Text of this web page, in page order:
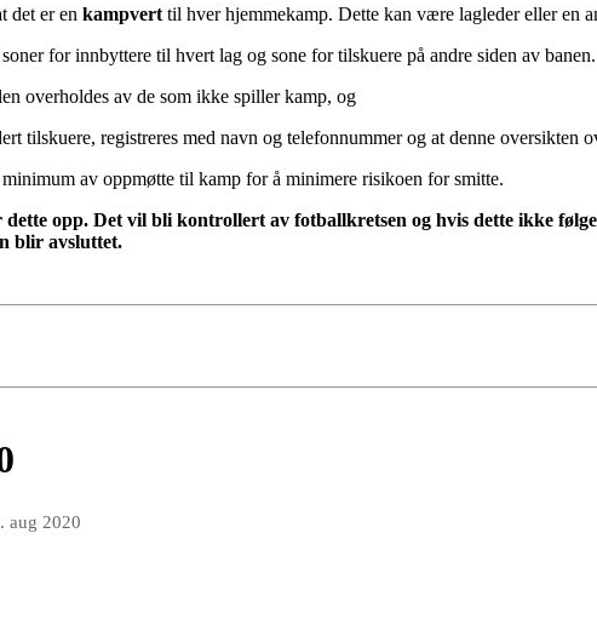
det er en kampvert til hver hjemmekamp. Dette kan være lagleder eller en
for innbyttere til hvert lag og sone for tilskuere på andre siden av banen.
overholdes av de som ikke spiller kamp, og
tilskuere, registreres med navn og telefonnummer og at denne oversikten
av oppmøtte til kamp for å minimere risikoen for smitte.
opp. Det vil bli kontrollert av fotballkretsen og hvis dette ikke
blir avsluttet.
aug 2020